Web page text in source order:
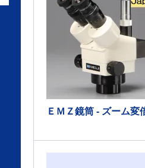
ＥＭＺ鏡筒 - ズーム変